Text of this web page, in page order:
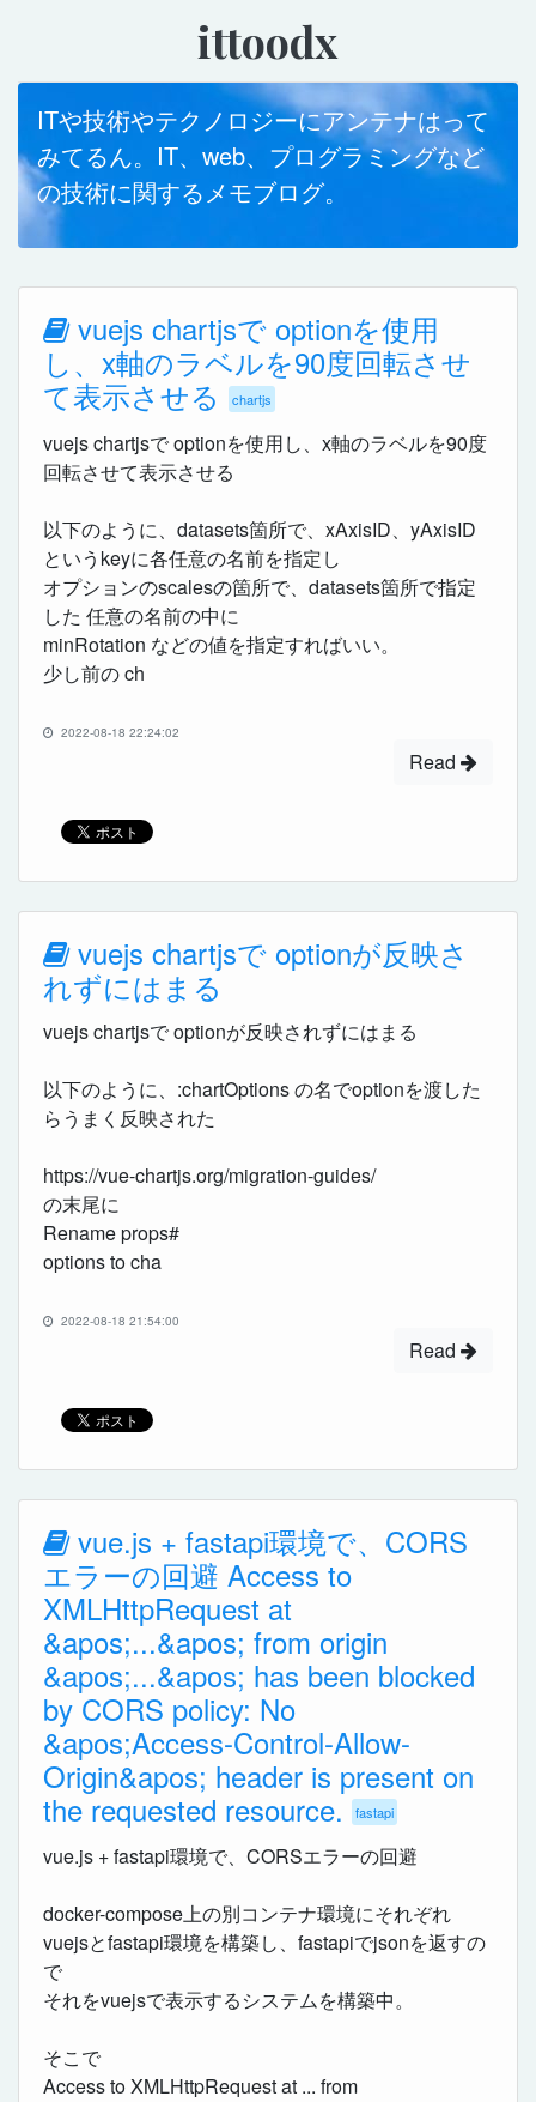
ittoodx
ITや技術やテクノロジーにアンテナはって
みてるん。IT、web、プログラミングなど
の技術に関するメモブログ。
vuejs chartjsで optionを使用
し、x軸のラベルを90度回転させ
て表示させる
chartjs
vuejs chartjsで optionを使用し、x軸のラベルを90度
回転させて表示させる
以下のように、datasets箇所で、xAxisID、yAxisID
というkeyに各任意の名前を指定し
オプションのscalesの箇所で、datasets箇所で指定
した 任意の名前の中に
minRotation などの値を指定すればいい。
少し前の ch
2022-08-18 22:24:02
Read
vuejs chartjsで optionが反映さ
れずにはまる
vuejs chartjsで optionが反映されずにはまる
以下のように、:chartOptions の名でoptionを渡した
らうまく反映された
https://vue-chartjs.org/migration-guides/
の末尾に
Rename props#
options to cha
2022-08-18 21:54:00
Read
vue.js + fastapi環境で、CORS
エラーの回避 Access to
XMLHttpRequest at
&apos;...&apos; from origin
&apos;...&apos; has been blocked
by CORS policy: No
&apos;Access-Control-Allow-
Origin&apos; header is present on
the requested resource.
fastapi
vue.js + fastapi環境で、CORSエラーの回避
docker-compose上の別コンテナ環境にそれぞれ
vuejsとfastapi環境を構築し、fastapiでjsonを返すの
で
それをvuejsで表示するシステムを構築中。
そこで
Access to XMLHttpRequest at ... from